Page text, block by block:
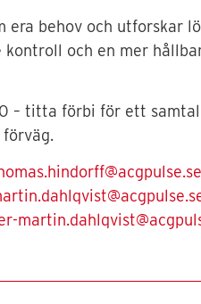
era behov och utforskar
och en mer
– titta förbi för ett